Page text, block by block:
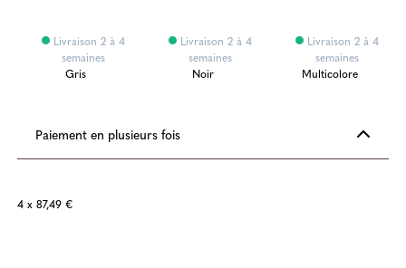
Livraison 2 à 4
semaines
Gris
Livraison 2 à 4
semaines
Noir
Livraison 2 à 4
semaines
Multicolore
Paiement en plusieurs fois
4 x 87,49 €